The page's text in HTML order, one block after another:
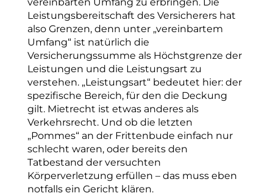
Leistungsbereitschaft des Versicherers hat
also Grenzen, denn unter „vereinbartem
Umfang“ ist natürlich die
Versicherungssumme als Höchstgrenze der
Leistungen und die Leistungsart zu
verstehen. „Leistungsart“ bedeutet hier: der
spezifische Bereich, für den die Deckung
gilt. Mietrecht ist etwas anderes als
Verkehrsrecht. Und ob die letzten
„Pommes“ an der Frittenbude einfach nur
schlecht waren, oder bereits den
Tatbestand der versuchten
Körperverletzung erfüllen – das muss eben
notfalls ein Gericht klären.